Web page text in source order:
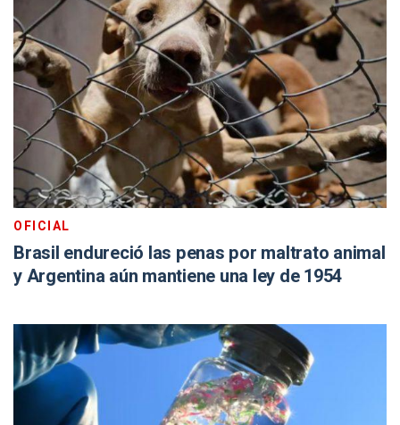
OFICIAL
Brasil endureció las penas por maltrato animal
y Argentina aún mantiene una ley de 1954